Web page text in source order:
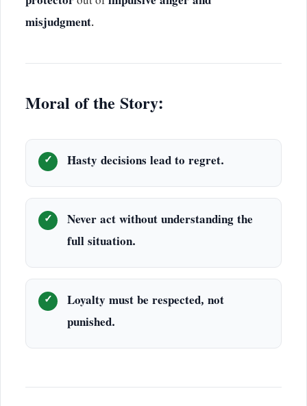
misjudgment.
Moral of the Story:
Hasty decisions lead to regret.
Never act without understanding the
full situation.
Loyalty must be respected, not
punished.